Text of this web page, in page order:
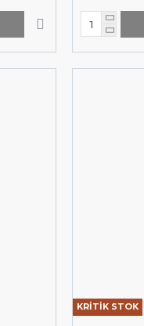
KRİTİK STOK